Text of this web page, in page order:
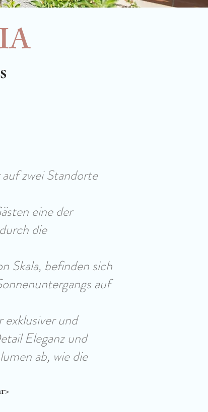
zwei Standorte
eine der
die
Skala, befinden sich
auf
und
Eleganz und
ab, wie die